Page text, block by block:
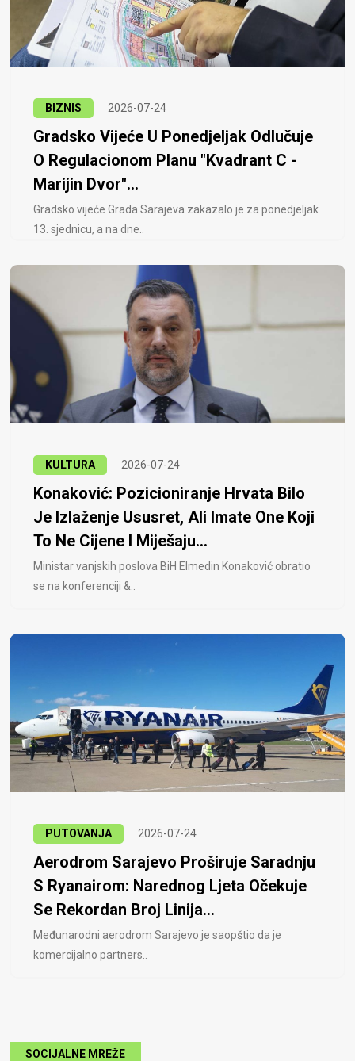
BIZNIS 2026-07-24
Gradsko Vijeće U Ponedjeljak Odlučuje
O Regulacionom Planu "Kvadrant C -
Marijin Dvor"...
Gradsko vijeće Grada Sarajeva zakazalo je za ponedjeljak
13. sjednicu, a na dne..
KULTURA 2026-07-24
Konaković: Pozicioniranje Hrvata Bilo
Je Izlaženje Ususret, Ali Imate One Koji
To Ne Cijene I Miješaju...
Ministar vanjskih poslova BiH Elmedin Konaković obratio
se na konferenciji &..
PUTOVANJA 2026-07-24
Aerodrom Sarajevo Proširuje Saradnju
S Ryanairom: Narednog Ljeta Očekuje
Se Rekordan Broj Linija...
Međunarodni aerodrom Sarajevo je saopštio da je
komercijalno partners..
SOCIJALNE MREŽE